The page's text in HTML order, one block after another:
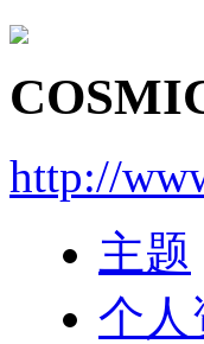
http://
主题
个人